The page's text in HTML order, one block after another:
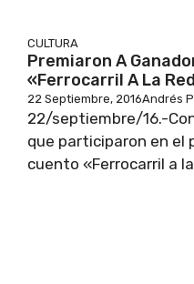
CULTURA
Premiaron A
«Ferrocarril A La
22 Septiembre, 2016Andrés
22/septiembre/16.-
que participaron en el
cuento «Ferrocarril a